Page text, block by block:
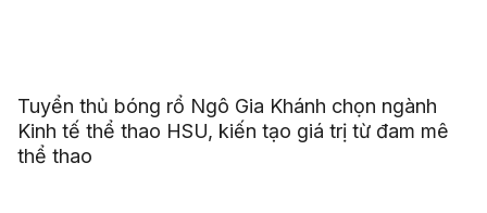
Tuyển thủ bóng rổ Ngô Gia Khánh chọn ngành
Kinh tế thể thao HSU, kiến tạo giá trị từ đam mê
thể thao